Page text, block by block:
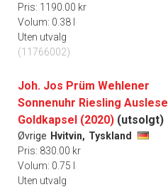
Pris: 1190.00 kr
Volum: 0.38 l
Uten utvalg
(11766002)
Joh. Jos Prüm Wehlener
Sonnenuhr Riesling Auslese
Goldkapsel (2020) (utsolgt)
Øvrige Hvitvin, Tyskland
Pris: 830.00 kr
Volum: 0.75 l
Uten utvalg